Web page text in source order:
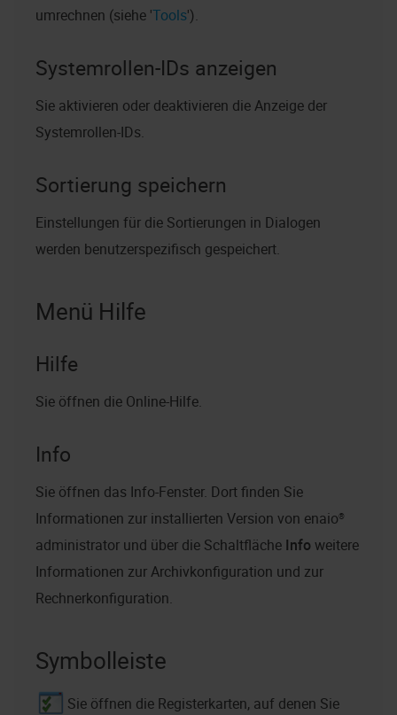
umrechnen (siehe 'Tools').
Systemrollen-IDs anzeigen
Sie aktivieren oder deaktivieren die Anzeige der
Systemrollen-IDs.
Sortierung speichern
Einstellungen für die Sortierungen in Dialogen
werden benutzerspezifisch gespeichert.
Menü Hilfe
Hilfe
Sie öffnen die Online-Hilfe.
Info
Sie öffnen das Info-Fenster. Dort finden Sie
Informationen zur installierten Version von enaio®
administrator und über die Schaltfläche Info weitere
Informationen zur Archivkonfiguration und zur
Rechnerkonfiguration.
Symbolleiste
Sie öffnen die Registerkarten, auf denen Sie